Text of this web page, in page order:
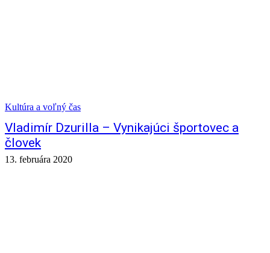
Kultúra a voľný čas
Vladimír Dzurilla – Vynikajúci športovec a
človek
13. februára 2020